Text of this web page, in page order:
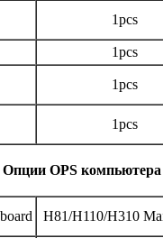
1pcs
1pcs
1pcs
1pcs
Опции OPS компьютера
H81/H110/H310